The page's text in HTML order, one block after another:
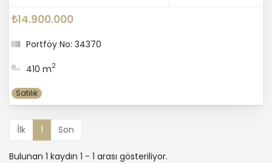
₺14.900.000
Portföy No: 34370
410 m2
Satılık
İlk 1 Son
Bulunan 1 kaydın 1 - 1 arası gösteriliyor.